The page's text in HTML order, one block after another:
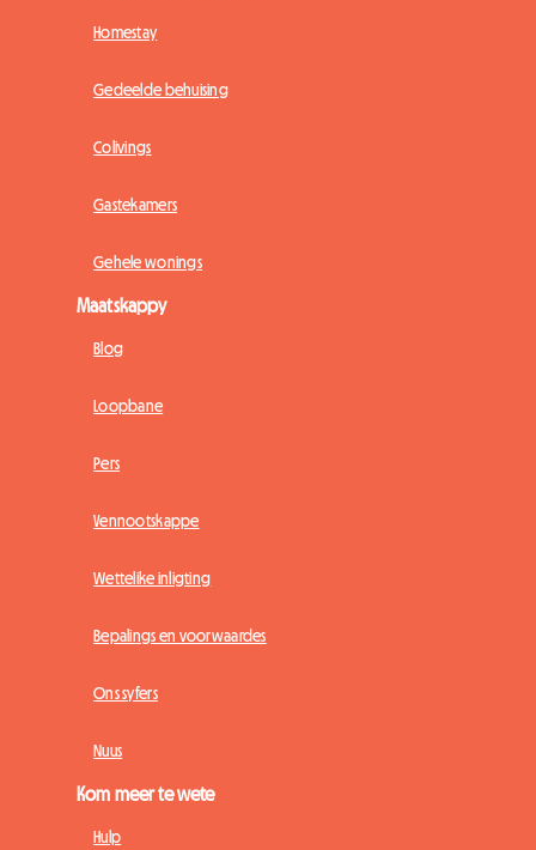
Homestay
Gedeelde behuising
Colivings
Gastekamers
Gehele wonings
Maatskappy
Blog
Loopbane
Pers
Vennootskappe
Wettelike inligting
Bepalings en voorwaardes
Ons syfers
Nuus
Kom meer te wete
Hulp